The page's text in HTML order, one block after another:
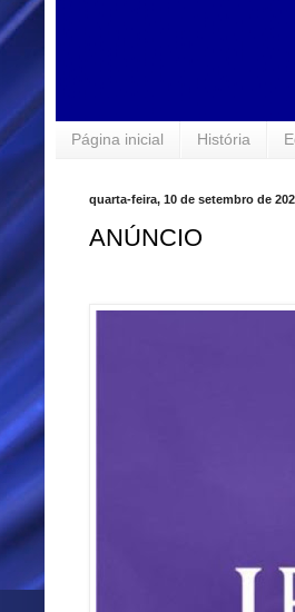
Página inicial História
quarta-feira, 10 de setembro de
ANÚNCIO